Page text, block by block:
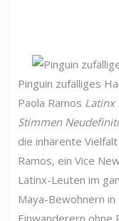
Pinguin zufälliges
Paola Ramos Latinx
Stimmen
die inhärente
Ramos, ein Vice
Latinx-Leuten im
Maya-Bewohnern
Einwanderern ohne